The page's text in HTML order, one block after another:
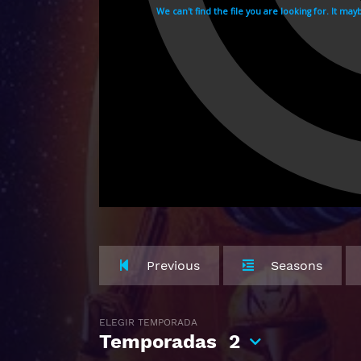
Previous Seasons
ELEGIR TEMPORADA
Temporadas 2